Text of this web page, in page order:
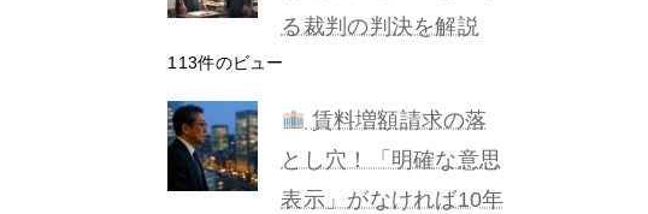
る裁判の判決を解説
113件のビュー
賃料増額請求の落
とし穴！「明確な意思
表示」がなければ10年